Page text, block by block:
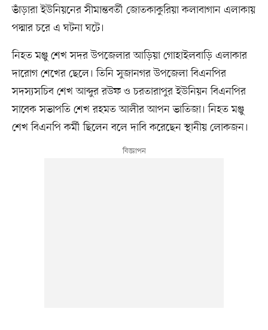
ভাঁড়ারা ইউনিয়নের সীমান্তবর্তী জোতকাকুরিয়া কলাবাগান এলাকায়
পদ্মার চরে এ ঘটনা ঘটে।
নিহত মঞ্জু শেখ সদর উপজেলার আড়িয়া গোহাইলবাড়ি এলাকার
দারোগ শেখের ছেলে। তিনি সুজানগর উপজেলা বিএনপির
সদস্যসচিব শেখ আব্দুর রউফ ও চরতারাপুর ইউনিয়ন বিএনপির
সাবেক সভাপতি শেখ রহমত আলীর আপন ভাতিজা। নিহত মঞ্জু
শেখ বিএনপি কর্মী ছিলেন বলে দাবি করেছেন স্থানীয় লোকজন।